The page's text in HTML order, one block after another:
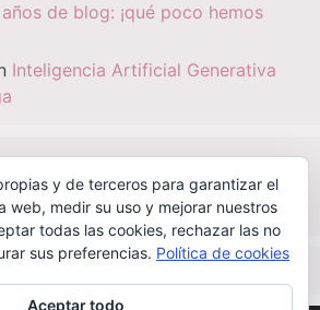
de blog: ¡qué poco hemos
Inteligencia Artificial Generativa
y de terceros para garantizar el
web, medir su uso y mejorar nuestros
todas las cookies, rechazar las no
sus preferencias. Política de cookies
Aceptar todo